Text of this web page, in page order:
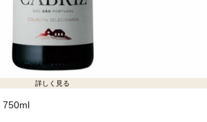
詳しく見る
750ml